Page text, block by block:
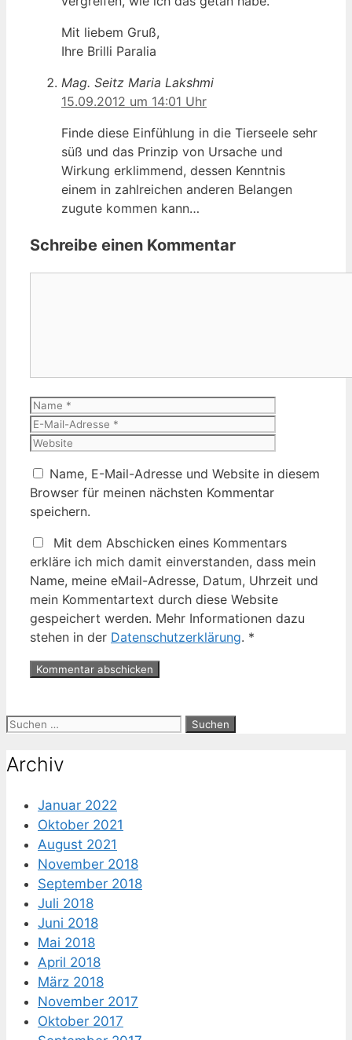
Mit liebem Gruß,
Ihre Brilli Paralia
Mag. Seitz Maria Lakshmi
15.09.2012 um 14:01 Uhr
Finde diese Einfühlung in die Tierseele sehr
süß und das Prinzip von Ursache und
Wirkung erklimmend, dessen Kenntnis
einem in zahlreichen anderen Belangen
zugute kommen kann…
Schreibe einen Kommentar
Name
Name, E-Mail-Adresse und Website in diesem
Browser für meinen nächsten Kommentar
speichern.
Mit dem Abschicken eines Kommentars
erkläre ich mich damit einverstanden, dass mein
Name, meine eMail-Adresse, Datum, Uhrzeit und
mein Kommentartext durch diese Website
gespeichert werden. Mehr Informationen dazu
stehen in der Datenschutzerklärung. *
Suche
Archiv
Januar 2022
Oktober 2021
August 2021
November 2018
September 2018
Juli 2018
Juni 2018
Mai 2018
April 2018
März 2018
November 2017
Oktober 2017